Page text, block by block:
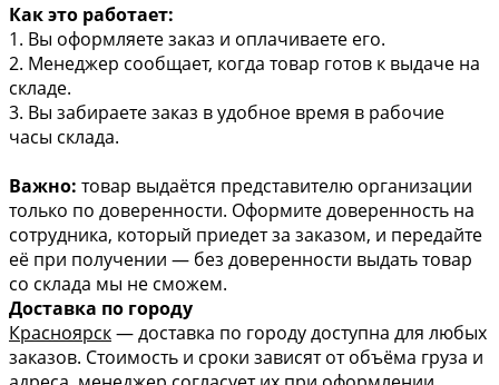
Как это работает:
1. Вы оформляете заказ и оплачиваете его.
2. Менеджер сообщает, когда товар готов к выдаче на
складе.
3. Вы забираете заказ в удобное время в рабочие
часы склада.
Важно: товар выдаётся представителю организации
только по доверенности. Оформите доверенность на
сотрудника, который приедет за заказом, и передайте
её при получении — без доверенности выдать товар
со склада мы не сможем.
Доставка по городу
Красноярск— доставка по городу доступна для любых
заказов. Стоимость и сроки зависят от объёма груза и